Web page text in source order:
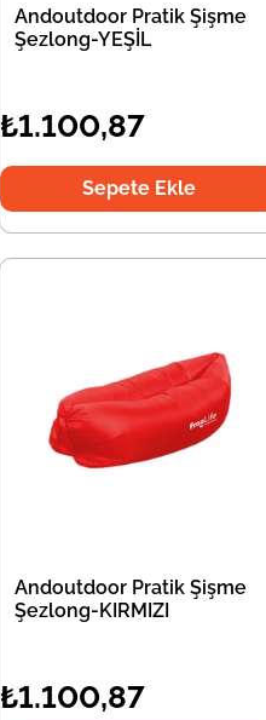
Andoutdoor Pratik Şişme
Şezlong-YEŞİL
₺1.100,87
Sepete Ekle
Andoutdoor Pratik Şişme
Şezlong-KIRMIZI
₺1.100,87